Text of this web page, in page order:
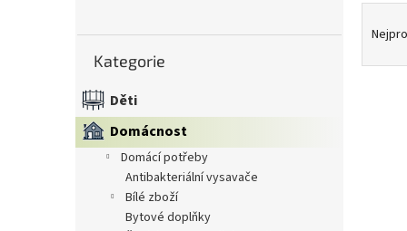
e
kategorie
Kategorie
Děti
Domácnost
domácí potřeby
antibakteriální vysavače
bílé zboží
bytové doplňky
e